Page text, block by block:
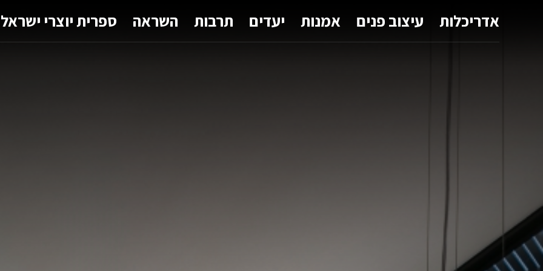
אדריכלות עיצוב פנים אמנות יעדים תרבות השראה ספרית יוצרי ישראל